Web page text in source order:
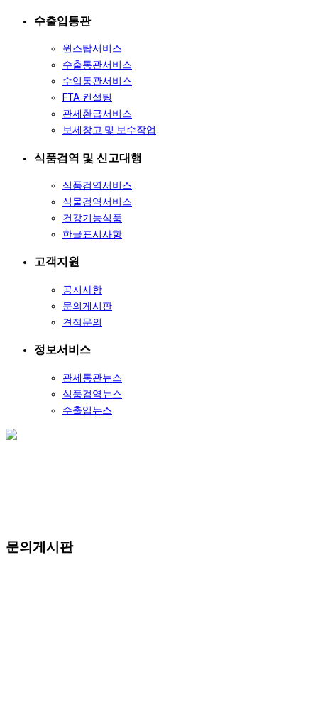
수출입통관
원스탑서비스
수출통관서비스
수입통관서비스
FTA 컨설팅
관세환급서비스
보세창고 및 보수작업
식품검역 및 신고대행
식품검역서비스
식물검역서비스
건강기능식품
한글표시사항
고객지원
공지사항
문의게시판
견적문의
정보서비스
관세통관뉴스
식품검역뉴스
수출입뉴스
문의게시판